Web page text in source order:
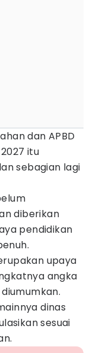
dan APBD
itu
sebagian lagi
diberikan
pendidikan
upaya
angka
dinas
sesuai